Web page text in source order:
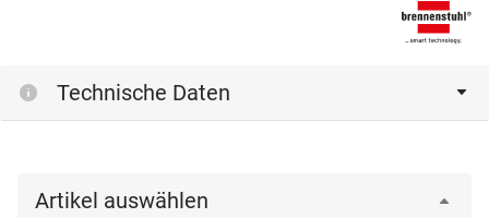
Technische Daten
Artikel auswählen